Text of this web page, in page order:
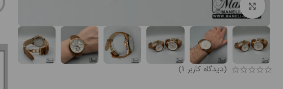
بزرگنمایی تصویر
(دیدگاه کاربر 1
)